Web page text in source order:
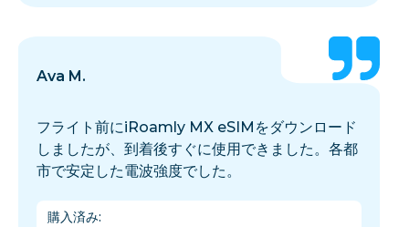
Ava M.
フライト前にiRoamly MX eSIMをダウンロード
しましたが、到着後すぐに使用できました。各都
市で安定した電波強度でした。
購入済み: